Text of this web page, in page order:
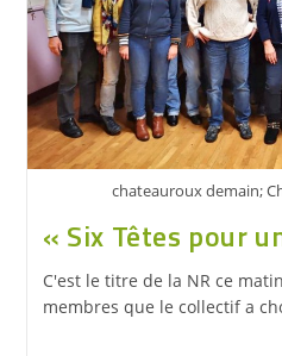
chateauroux demain;
« Six Têtes pour
C'est le titre de la NR ce
membres que le collectif a